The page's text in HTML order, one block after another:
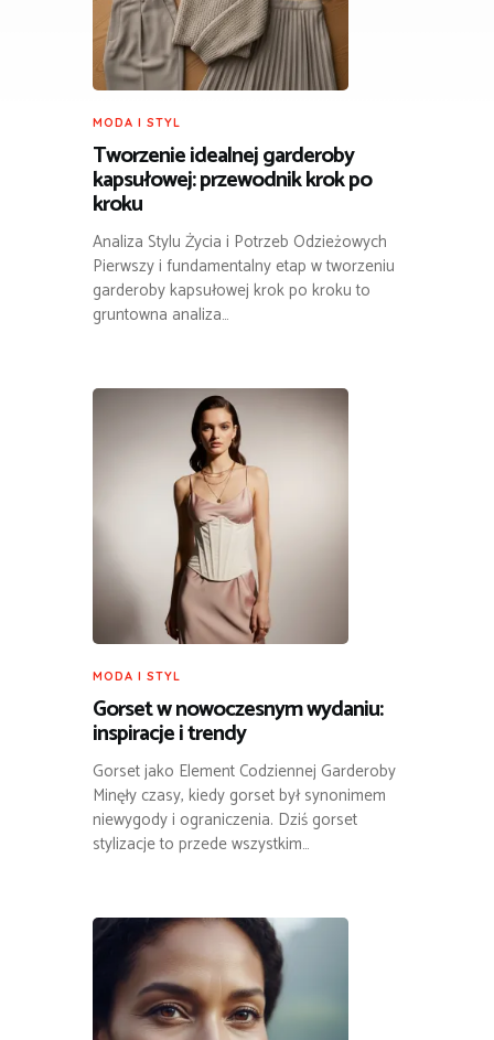
MODA I STYL
Tworzenie idealnej garderoby
kapsułowej: przewodnik krok po
kroku
Analiza Stylu Życia i Potrzeb Odzieżowych
Pierwszy i fundamentalny etap w tworzeniu
garderoby kapsułowej krok po kroku to
gruntowna analiza…
MODA I STYL
Gorset w nowoczesnym wydaniu:
inspiracje i trendy
Gorset jako Element Codziennej Garderoby
Minęły czasy, kiedy gorset był synonimem
niewygody i ograniczenia. Dziś gorset
stylizacje to przede wszystkim…